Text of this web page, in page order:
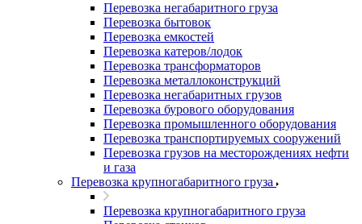
Перевозка негабаритного груза
Перевозка бытовок
Перевозка емкостей
Перевозка катеров/лодок
Перевозка трансформаторов
Перевозка металлоконструкций
Перевозка негабаритных грузов
Перевозка бурового оборудования
Перевозка промышленного оборудования
Перевозка транспортируемых сооружений
Перевозка грузов на месторождениях нефти
и газа
Перевозка крупногабаритного груза
Перевозка крупногабаритного груза